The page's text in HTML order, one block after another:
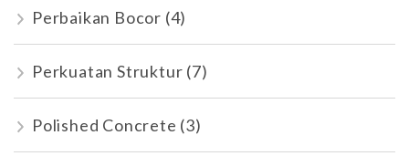
Perbaikan Bocor (4)
Perkuatan Struktur (7)
Polished Concrete (3)